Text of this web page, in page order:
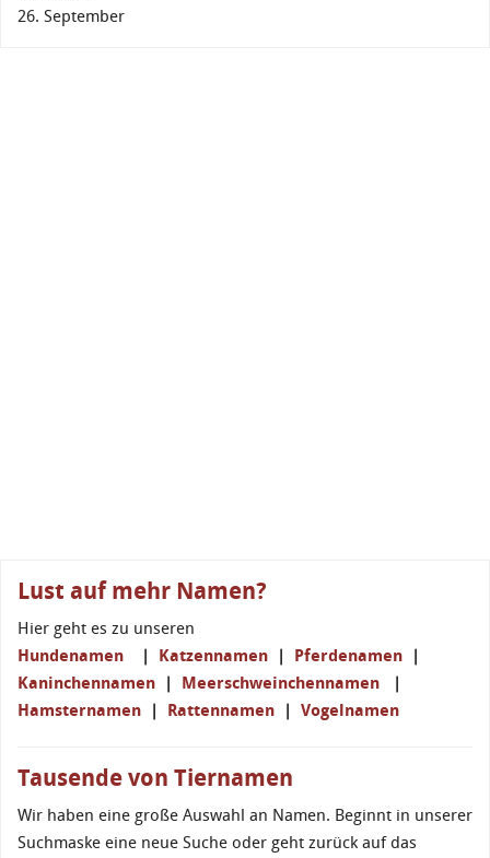
26. September
Lust auf mehr Namen?
Hier geht es zu unseren
Hundenamen | Katzennamen | Pferdenamen |
Kaninchennamen | Meerschweinchennamen |
Hamsternamen | Rattennamen | Vogelnamen
Tausende von Tiernamen
Wir haben eine große Auswahl an Namen. Beginnt in unserer
Suchmaske eine neue Suche oder geht zurück auf das